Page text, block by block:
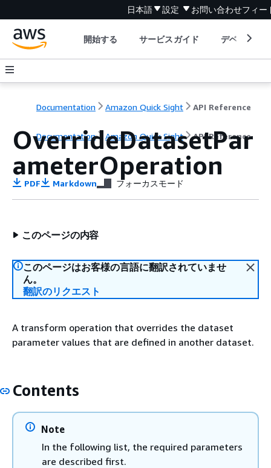
日本語 設定 お問い合わせフィー
開始する サービスガイド デベロッパ
Documentation Amazon Quick Sight API Reference
Documentation Amazon Quick Sight API Reference
OverrideDatasetPar
ameterOperation
PDF Markdown フォーカスモード
このページの内容
このページはお客様の言語に翻訳されていませ
ん。
翻訳のリクエスト
A transform operation that overrides the dataset
parameter values that are defined in another dataset.
Contents
Note
In the following list, the required parameters
are described first.